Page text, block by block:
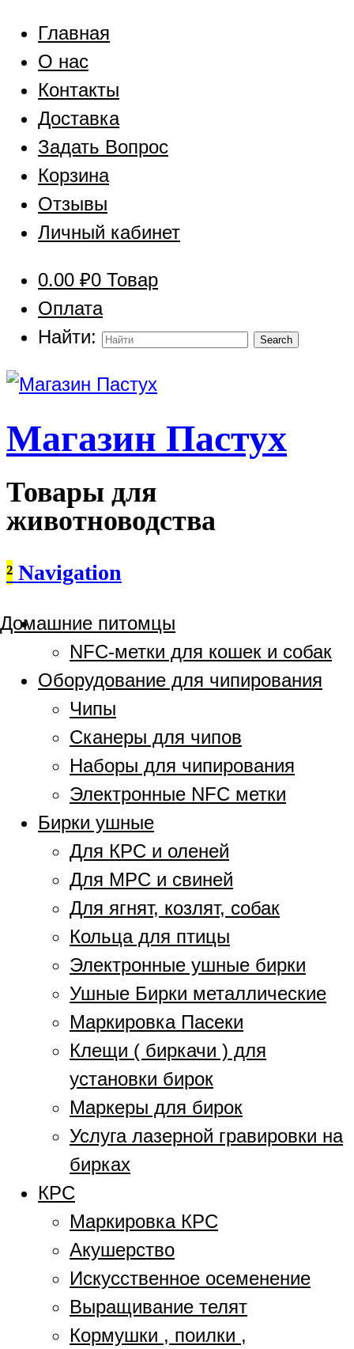
Главная
О нас
Контакты
Доставка
Задать Вопрос
Корзина
Отзывы
Личный кабинет
0.00 ₽0 Товар
Оплата
Найти:
Магазин Пастух
Товары для
животноводства
² Navigation
Домашние питомцы
NFC-метки для кошек и собак
Оборудование для чипирования
Чипы
Сканеры для чипов
Наборы для чипирования
Электронные NFC метки
Бирки ушные
Для КРС и оленей
Для МРС и свиней
Для ягнят, козлят, собак
Кольца для птицы
Электронные ушные бирки
Ушные Бирки металлические
Маркировка Пасеки
Клещи ( биркачи ) для
установки бирок
Маркеры для бирок
Услуга лазерной гравировки на
бирках
КРС
Маркировка КРС
Акушерство
Искусственное осеменение
Выращивание телят
Кормушки , поилки ,